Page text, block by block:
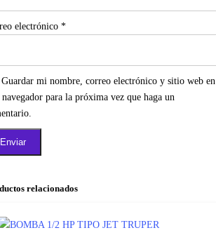
electrónico *
Guardar mi nombre, correo electrónico y sitio web en
navegador para la próxima vez que haga un
relacionados